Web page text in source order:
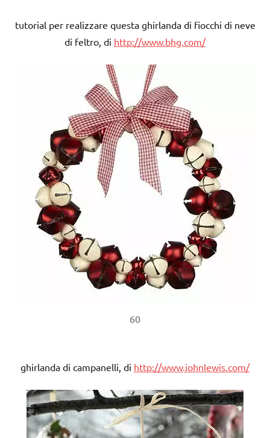
tutorial per realizzare questa ghirlanda di fiocchi di neve
di feltro, di http://www.bhg.com/
60
ghirlanda di campanelli, di http://www.johnlewis.com/